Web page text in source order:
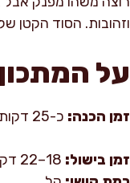
וזהובות. הסוד הקטן
על המתכון
זמן הכנה: כ-25 דקות עבודה פעילה
זמן בישול: